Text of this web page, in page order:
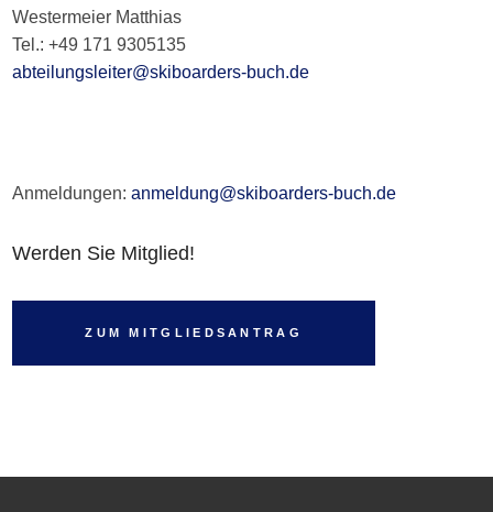
Westermeier Matthias
Tel.: +49 171 9305135
abteilungsleiter@skiboarders-buch.de
Anmeldungen:anmeldung@skiboarders-buch.de
Werden Sie Mitglied!
ZUM MITGLIEDSANTRAG